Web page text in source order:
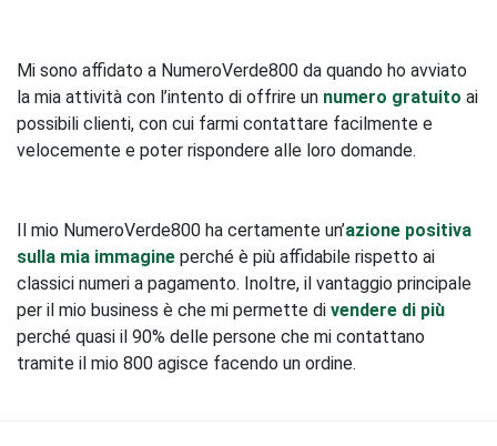
Mi sono affidato a NumeroVerde800 da quando ho avviato
la mia attività con l’intento di offrire un numero gratuito ai
possibili clienti, con cui farmi contattare facilmente e
velocemente e poter rispondere alle loro domande.
Il mio NumeroVerde800 ha certamente un’azione positiva
sulla mia immagine perché è più affidabile rispetto ai
classici numeri a pagamento. Inoltre, il vantaggio principale
per il mio business è che mi permette di vendere di più
perché quasi il 90% delle persone che mi contattano
tramite il mio 800 agisce facendo un ordine.